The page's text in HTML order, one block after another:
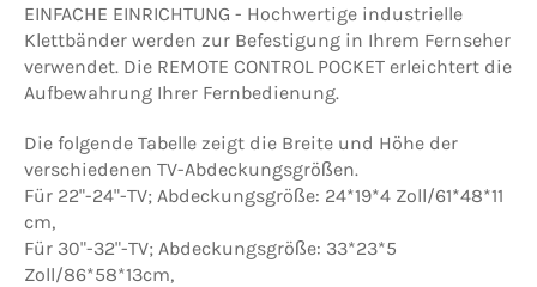
EINFACHE EINRICHTUNG - Hochwertige industrielle
Klettbänder werden zur Befestigung in Ihrem Fernseher
verwendet. Die REMOTE CONTROL POCKET erleichtert die
Aufbewahrung Ihrer Fernbedienung.
Die folgende Tabelle zeigt die Breite und Höhe der
verschiedenen TV-Abdeckungsgrößen.
Für 22"-24"-TV; Abdeckungsgröße: 24*19*4 Zoll/61*48*11
cm,
Für 30"-32"-TV; Abdeckungsgröße: 33*23*5
Zoll/86*58*13cm,